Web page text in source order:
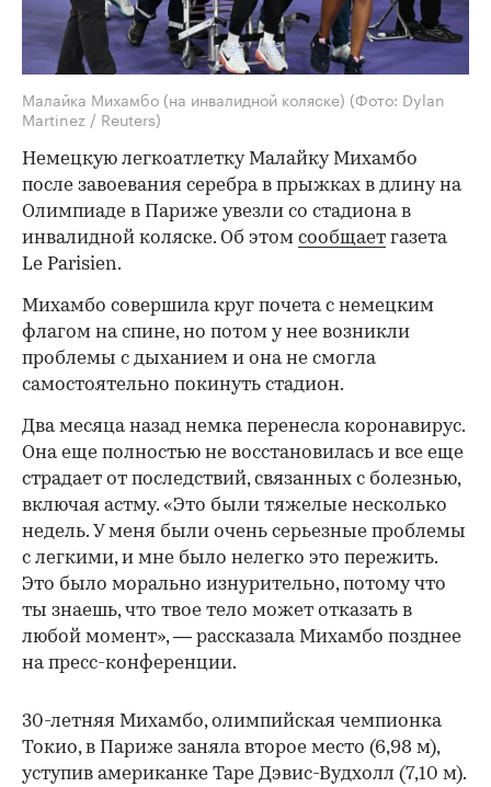
Малайка Михамбо (на инвалидной коляске) (Фото: Dylan
Martinez / Reuters)
Немецкую легкоатлетку Малайку Михамбо
после завоевания серебра в прыжках в длину на
Олимпиаде в Париже увезли со стадиона в
инвалидной коляске. Об этом сообщает газета
Le Parisien.
Михамбо совершила круг почета с немецким
флагом на спине, но потом у нее возникли
проблемы с дыханием и она не смогла
самостоятельно покинуть стадион.
Два месяца назад немка перенесла коронавирус.
Она еще полностью не восстановилась и все еще
страдает от последствий, связанных с болезнью,
включая астму. «Это были тяжелые несколько
недель. У меня были очень серьезные проблемы
с легкими, и мне было нелегко это пережить.
Это было морально изнурительно, потому что
ты знаешь, что твое тело может отказать в
любой момент», — рассказала Михамбо позднее
на пресс-конференции.
30-летняя Михамбо, олимпийская чемпионка
Токио, в Париже заняла второе место (6,98 м),
уступив американке Таре Дэвис-Вудхолл (7,10 м).